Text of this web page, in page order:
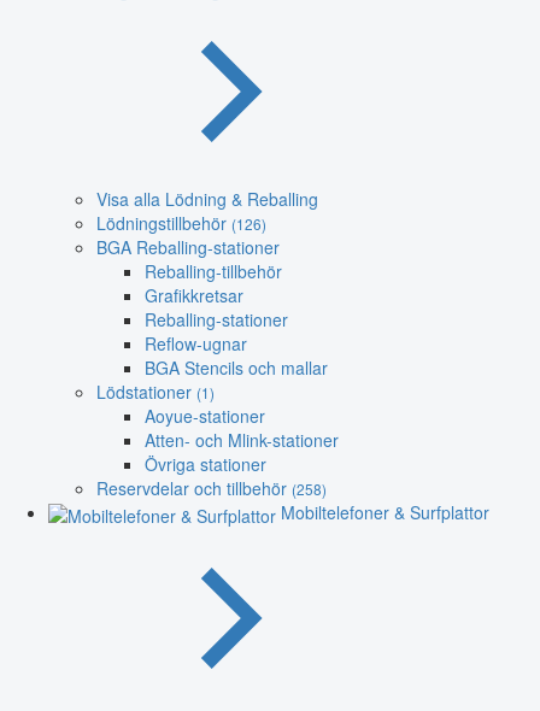
Visa alla Lödning & Reballing
Lödningstillbehör (126)
BGA Reballing-stationer
Reballing-tillbehör
Grafikkretsar
Reballing-stationer
Reflow-ugnar
BGA Stencils och mallar
Lödstationer (1)
Aoyue-stationer
Atten- och Mlink-stationer
Övriga stationer
Reservdelar och tillbehör (258)
Mobiltelefoner & Surfplattor